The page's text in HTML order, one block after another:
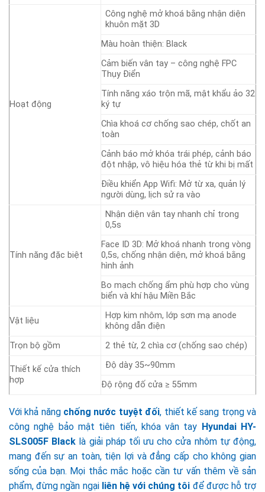
Hoạt động
Công nghệ mở khoá bằng nhận diện
khuôn mặt 3D
Màu hoàn thiện: Black
Cảm biến vân tay – công nghệ FPC
Thụy Điển
Tính năng xáo trộn mã, mật khẩu ảo 32
ký tự
Chìa khoá cơ chống sao chép, chốt an
toàn
Cảnh báo mở khóa trái phép, cảnh báo
đột nhập, vô hiệu hóa thẻ từ khi bị mất
Điều khiển App Wifi: Mở từ xa, quản lý
người dùng, lịch sử ra vào
Tính năng đặc biệt
Nhận diện vân tay nhanh chỉ trong
0,5s
Face ID 3D: Mở khoá nhanh trong vòng
0,5s, chống nhận diện, mở khoá bằng
hình ảnh
Bo mạch chống ẩm phù hợp cho vùng
biển và khí hậu Miền Bắc
Vật liệu
Hợp kim nhôm, lớp sơn mạ anode
không dẫn điện
Trọn bộ gồm
2 thẻ từ, 2 chìa cơ (chống sao chép)
Thiết kế cửa thích
hợp
Độ dày 35~90mm
Độ rộng đố cửa ≥ 55mm
Với khả năng chống nước tuyệt đối, thiết kế sang trọng và
công nghệ bảo mật tiên tiến, khóa vân tay Hyundai HY-
SLS005F Black là giải pháp tối ưu cho cửa nhôm tự động,
mang đến sự an toàn, tiện lợi và đẳng cấp cho không gian
sống của bạn. Mọi thắc mắc hoặc cần tư vấn thêm về sản
phẩm, đừng ngần ngại liên hệ với chúng tôi để được hỗ trợ